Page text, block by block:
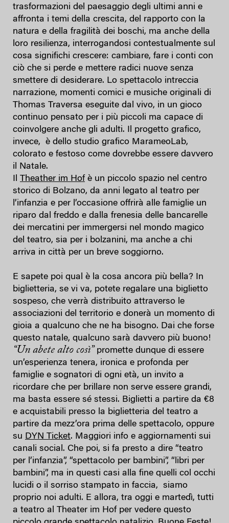
trasformazioni del paesaggio degli ultimi anni e
affronta i temi della crescita, del rapporto con la
natura e della fragilità dei boschi, ma anche della
loro resilienza, interrogandosi contestualmente sul
cosa significhi crescere: cambiare, fare i conti con
ciò che si perde e mettere radici nuove senza
smettere di desiderare. Lo spettacolo intreccia
narrazione, momenti comici e musiche originali di
Thomas Traversa eseguite dal vivo, in un gioco
continuo pensato per i più piccoli ma capace di
coinvolgere anche gli adulti. Il progetto grafico,
invece, è dello studio grafico MarameoLab,
colorato e festoso come dovrebbe essere davvero
il Natale.
Theather im Hof è un piccolo spazio nel centro
storico di Bolzano, da anni legato al teatro per
l’infanzia e per l’occasione offrirà alle famiglie un
riparo dal freddo e dalla frenesia delle bancarelle
dei mercatini per immergersi nel mondo magico
del teatro, sia per i bolzanini, ma anche a chi
arriva in città per un breve soggiorno.
E sapete poi qual è la cosa ancora più bella? In
biglietteria, se vi va, potete regalare una biglietto
sospeso, che verrà distribuito attraverso le
associazioni del territorio e donerà un momento di
gioia a qualcuno che ne ha bisogno. Dai che forse
questo natale, qualcuno sarà davvero più buono!
“Un abete alto così” promette dunque di essere
un’esperienza tenera, ironica e profonda per
famiglie e sognatori di ogni età, un invito a
ricordare che per brillare non serve essere grandi,
ma basta essere sé stessi. Biglietti a partire da €8
e acquistabili presso la biglietteria del teatro a
partire da mezz’ora prima delle spettacolo, oppure
su DYN Ticket. Maggiori info e aggiornamenti sui
canali social. Che poi, si fa presto a dire “teatro
per l’infanzia”, “spettacolo per bambini”, “libri per
bambini”, ma in questi casi alla fine quelli col occhi
lucidi o il sorriso stampato in faccia, siamo
proprio noi adulti. E allora, tra oggi e martedì, tutti
a teatro al Theater im Hof per vedere questo